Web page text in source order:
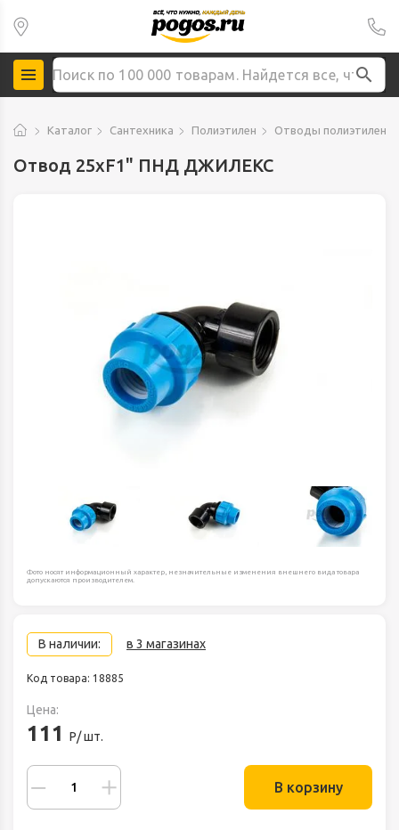
Каталог Сантехника Полиэтилен Отводы
Отвод 25xF1" ПНД ДЖИЛЕКС
Фото носят информационный характер, незначительные изменения внешнего вида товара
допускаются производителем.
В наличии: в 3 магазинах
Код товара: 18885
Цена:
111 Р/ шт.
В корзину